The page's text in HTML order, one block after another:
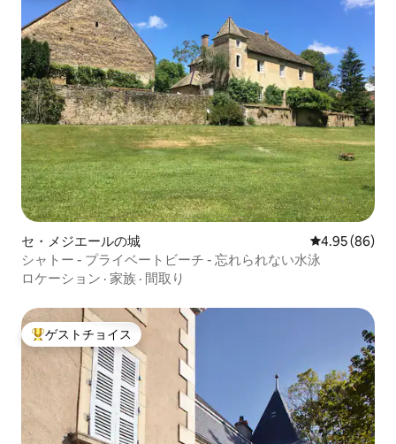
セ・メジエールの城 レビュー86
4.95 (86)
シャトー - プライベートビーチ - 忘れられない水泳
ロケーション · 家族 · 間取り
大好評のゲストチョイスです。
ゲストチョイス